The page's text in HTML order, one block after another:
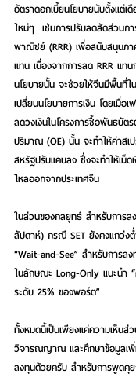
อัตราดอกเบี้ยนโยบายนับตั้งแต่เ
ใหม่ๆ  เช่นการปรับลดสัดส่วนก
พาณิชย์ (RRR) เพื่อสนับสนุนภา
แทน เนื่องจากการลด RRR แท
นโยบายนั้น จะช่วยให้จีนมีพื้นที่
เปลี่ยนนโยบายการเงิน โดยเมื่อ
ลดวงเงินในโครงการซื้อพันธบัต
ปริมาณ (QE) นั้น จะทำให้ค่าสเ
สหรัฐปรับแคบลง ซึ่งจะทำให้เม็ด
ไหลออกจากประเทศจีน
ในส่วนของกลยุทธ์ สำหรับการล
สัปดาห์) กรณี SET ยังคงแกว่ง
“Wait-and-See” สำหรับการล
ในลักษณะ Long-Only แนะนำ
ระดับ 25% ของพอร์ต”
ทั้งหมดนี้เป็นเพียงแค่ความเห็นส่
วิจารณญาณ และศึกษาข้อมูลเพิ่
ลงทุนด้วยครับ สำหรับการพูดคุ